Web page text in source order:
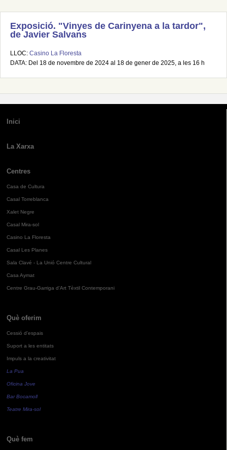
Exposició. "Vinyes de Carinyena a la tardor",
de Javier Salvans
LLOC: Casino La Floresta
DATA: Del 18 de novembre de 2024 al 18 de gener de 2025, a les 16 h
Inici
La Xarxa
Centres
Casa de Cultura
Casal Torreblanca
Xalet Negre
Casal Mira-sol
Casino La Floresta
Casal Les Planes
Sala Clavé - La Unió Centre Cultural
Casa Aymat
Centre Grau-Garriga d'Art Tèxtil Contemporani
Què oferim
Cessió d'espais
Suport a les entitats
Impuls a la creativitat
La Pua
Oficina Jove
Bar Bocamoll
Teatre Mira-sol
Què fem